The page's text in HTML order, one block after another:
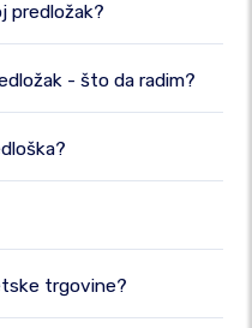
predložak?
- što da radim?
trgovine?